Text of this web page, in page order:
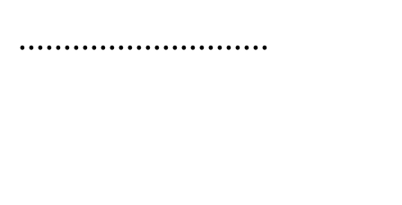
............................